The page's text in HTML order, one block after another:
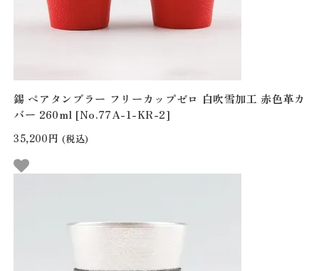
錫 ペアタンブラー フリーカップゼロ 白吹雪加工 赤色革カ
バー 260ml [No.77A-1-KR-2]
35,200円 (税込)